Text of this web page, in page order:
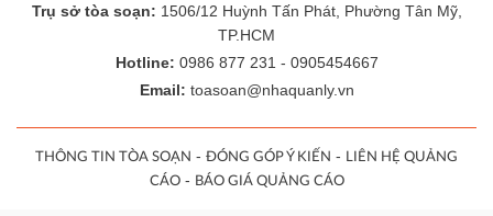
Trụ sở tòa soạn: 1506/12 Huỳnh Tấn Phát, Phường Tân Mỹ,
TP.HCM
Hotline: 0986 877 231 - 0905454667
Email: toasoan@nhaquanly.vn
THÔNG TIN TÒA SOẠN - ĐÓNG GÓP Ý KIẾN - LIÊN HỆ QUẢNG
CÁO- BÁO GIÁ QUẢNG CÁO